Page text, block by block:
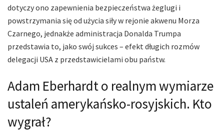
dotyczy ono zapewnienia bezpieczeństwa żeglugi i
powstrzymania się od użycia siły w rejonie akwenu Morza
Czarnego, jednakże administracja Donalda Trumpa
przedstawia to, jako swój sukces – efekt długich rozmów
delegacji USA z przedstawicielami obu państw.
Adam Eberhardt o realnym wymiarze
ustaleń amerykańsko-rosyjskich. Kto
wygrał?